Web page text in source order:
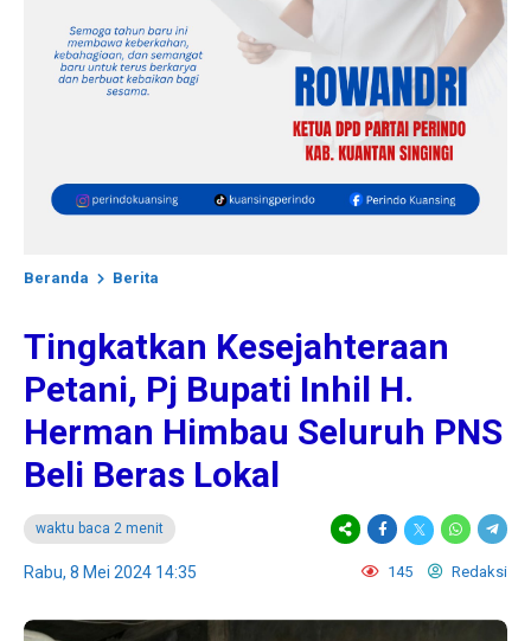
Beranda Berita
Tingkatkan Kesejahteraan
Petani, Pj Bupati Inhil H.
Herman Himbau Seluruh PNS
Beli Beras Lokal
waktu baca 2 menit
Rabu, 8 Mei 2024 14:35 145 Redaksi